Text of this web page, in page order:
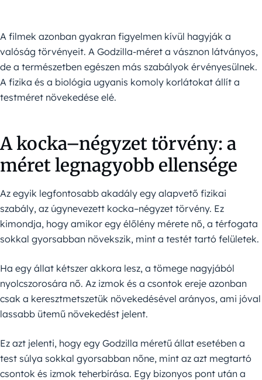
A filmek azonban gyakran figyelmen kívül hagyják a
valóság törvényeit. A Godzilla-méret a vásznon látványos,
de a természetben egészen más szabályok érvényesülnek.
A fizika és a biológia ugyanis komoly korlátokat állít a
testméret növekedése elé.
A kocka–négyzet törvény: a
méret legnagyobb ellensége
Az egyik legfontosabb akadály egy alapvető fizikai
szabály, az úgynevezett kocka–négyzet törvény. Ez
kimondja, hogy amikor egy élőlény mérete nő, a térfogata
sokkal gyorsabban növekszik, mint a testét tartó felületek.
Ha egy állat kétszer akkora lesz, a tömege nagyjából
nyolcszorosára nő. Az izmok és a csontok ereje azonban
csak a keresztmetszetük növekedésével arányos, ami jóval
lassabb ütemű növekedést jelent.
Ez azt jelenti, hogy egy Godzilla méretű állat esetében a
test súlya sokkal gyorsabban nőne, mint az azt megtartó
csontok és izmok teherbírása. Egy bizonyos pont után a